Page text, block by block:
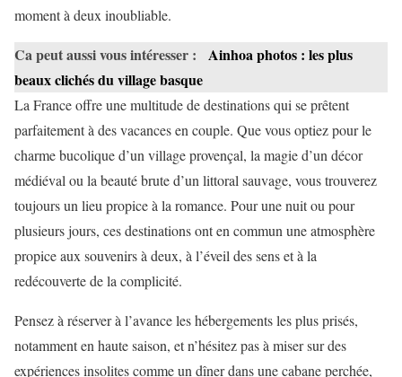
moment à deux inoubliable.
Ca peut aussi vous intéresser :
Ainhoa photos : les plus
beaux clichés du village basque
La France offre une multitude de destinations qui se prêtent
parfaitement à des vacances en couple. Que vous optiez pour le
charme bucolique d’un village provençal, la magie d’un décor
médiéval ou la beauté brute d’un littoral sauvage, vous trouverez
toujours un lieu propice à la romance. Pour une nuit ou pour
plusieurs jours, ces destinations ont en commun une atmosphère
propice aux souvenirs à deux, à l’éveil des sens et à la
redécouverte de la complicité.
Pensez à réserver à l’avance les hébergements les plus prisés,
notamment en haute saison, et n’hésitez pas à miser sur des
expériences insolites comme un dîner dans une cabane perchée,